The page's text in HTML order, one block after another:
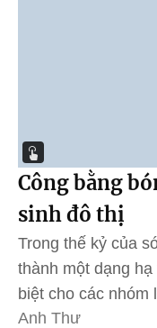
Công bằng
sinh đô thị
Trong thế kỷ của
thành một dạng
biệt cho các nhóm
Anh Thư